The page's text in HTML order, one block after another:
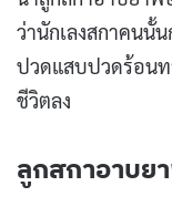
ว่านักเลงสกาคนนั้
ปวดแสบปวดร้อนท
ชีวิตลง
ลูกสกาอาบย